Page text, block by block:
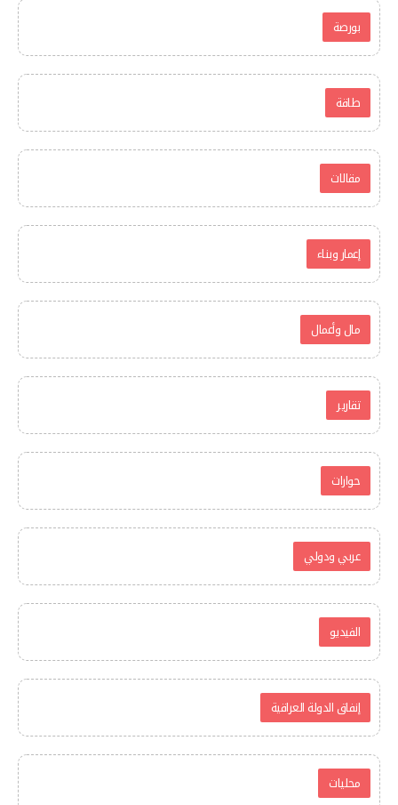
بورصة
طاقة
مقالات
إعمار وبناء
مال وأعمال
تقارير
حوارات
عربي ودولي
الفيديو
إنفاق الدولة العراقية
محليات